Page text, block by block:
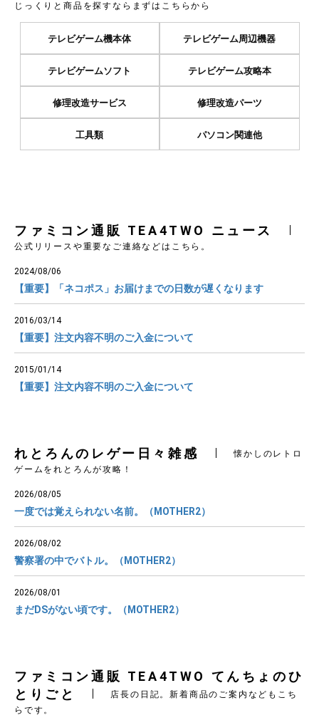
じっくりと商品を探すならまずはこちらから
テレビゲーム機本体 テレビゲーム周辺機器
テレビゲームソフト テレビゲーム攻略本
修理改造サービス 修理改造パーツ
工具類 パソコン関連他
ファミコン通販 TEA4TWO ニュース
公式リリースや重要なご連絡などはこちら。
2024/08/06
【重要】「ネコポス」お届けまでの日数が遅くなります
2016/03/14
【重要】注文内容不明のご入金について
2015/01/14
【重要】注文内容不明のご入金について
れとろんのレゲー日々雑感
懐かしのレトロ
ゲームをれとろんが攻略！
2026/08/05
一度では覚えられない名前。（MOTHER2）
2026/08/02
警察署の中でバトル。（MOTHER2）
2026/08/01
まだDSがない頃です。（MOTHER2）
ファミコン通販 TEA4TWO てんちょのひ
とりごと
店長の日記。新着商品のご案内などもこち
らです。